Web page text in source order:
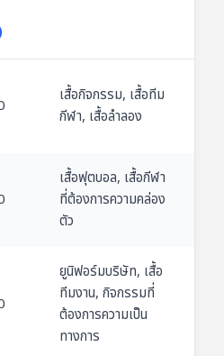
เสื้อกิจกรรม, เสื้อทีม
กีฬา, เสื้อลำลอง
เสื้อฟุตบอล, เสื้อกีฬา
ที่ต้องการความคล่อง
ตัว
ยูนิฟอร์มบริษัท, เสื้อ
ทีมงาน, กิจกรรมที่
ต้องการความเป็น
ทางการ